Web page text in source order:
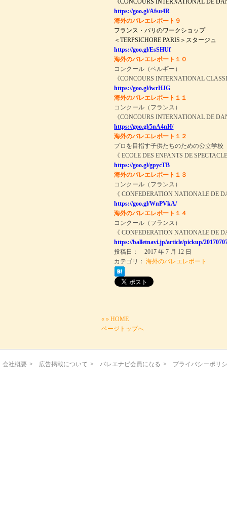
《CONCOURS INTERNATIONAL DE
https://goo.gl/Afsu4R
海外のバレエレポート９
フランス・パリのワークショップ
＜TERPSICHORE PARIS＞スタージュ
https://goo.gl/EsSHUf
海外のバレエレポート１０
コンクール（ベルギー）
《CONCOURS INTERNATIONAL
https://goo.gl/iwrHJG
海外のバレエレポート１１
コンクール（フランス）
《CONCOURS INTERNATIONAL DE
https://goo.gl/5nA4nH/
海外のバレエレポート１２
プロを目指す子供たちのための公立学校
《 ECOLE DES ENFANTS DE
https://goo.gl/gpycTB
海外のバレエレポート１３
コンクール（フランス）
《 CONFEDERATION NATIONALE DE
https://goo.gl/WnPVkA/
海外のバレエレポート１４
コンクール（フランス）
《 CONFEDERATION NATIONALE DE
https://balletnavi.jp/article/pickup/
投稿日： 2017 年 7 月 12 日
カテゴリ：海外のバレエレポート
« » HOME
ページトップへ
会社概要 > 広告掲載について > バレエナビ会員になる > プライバシーポリ